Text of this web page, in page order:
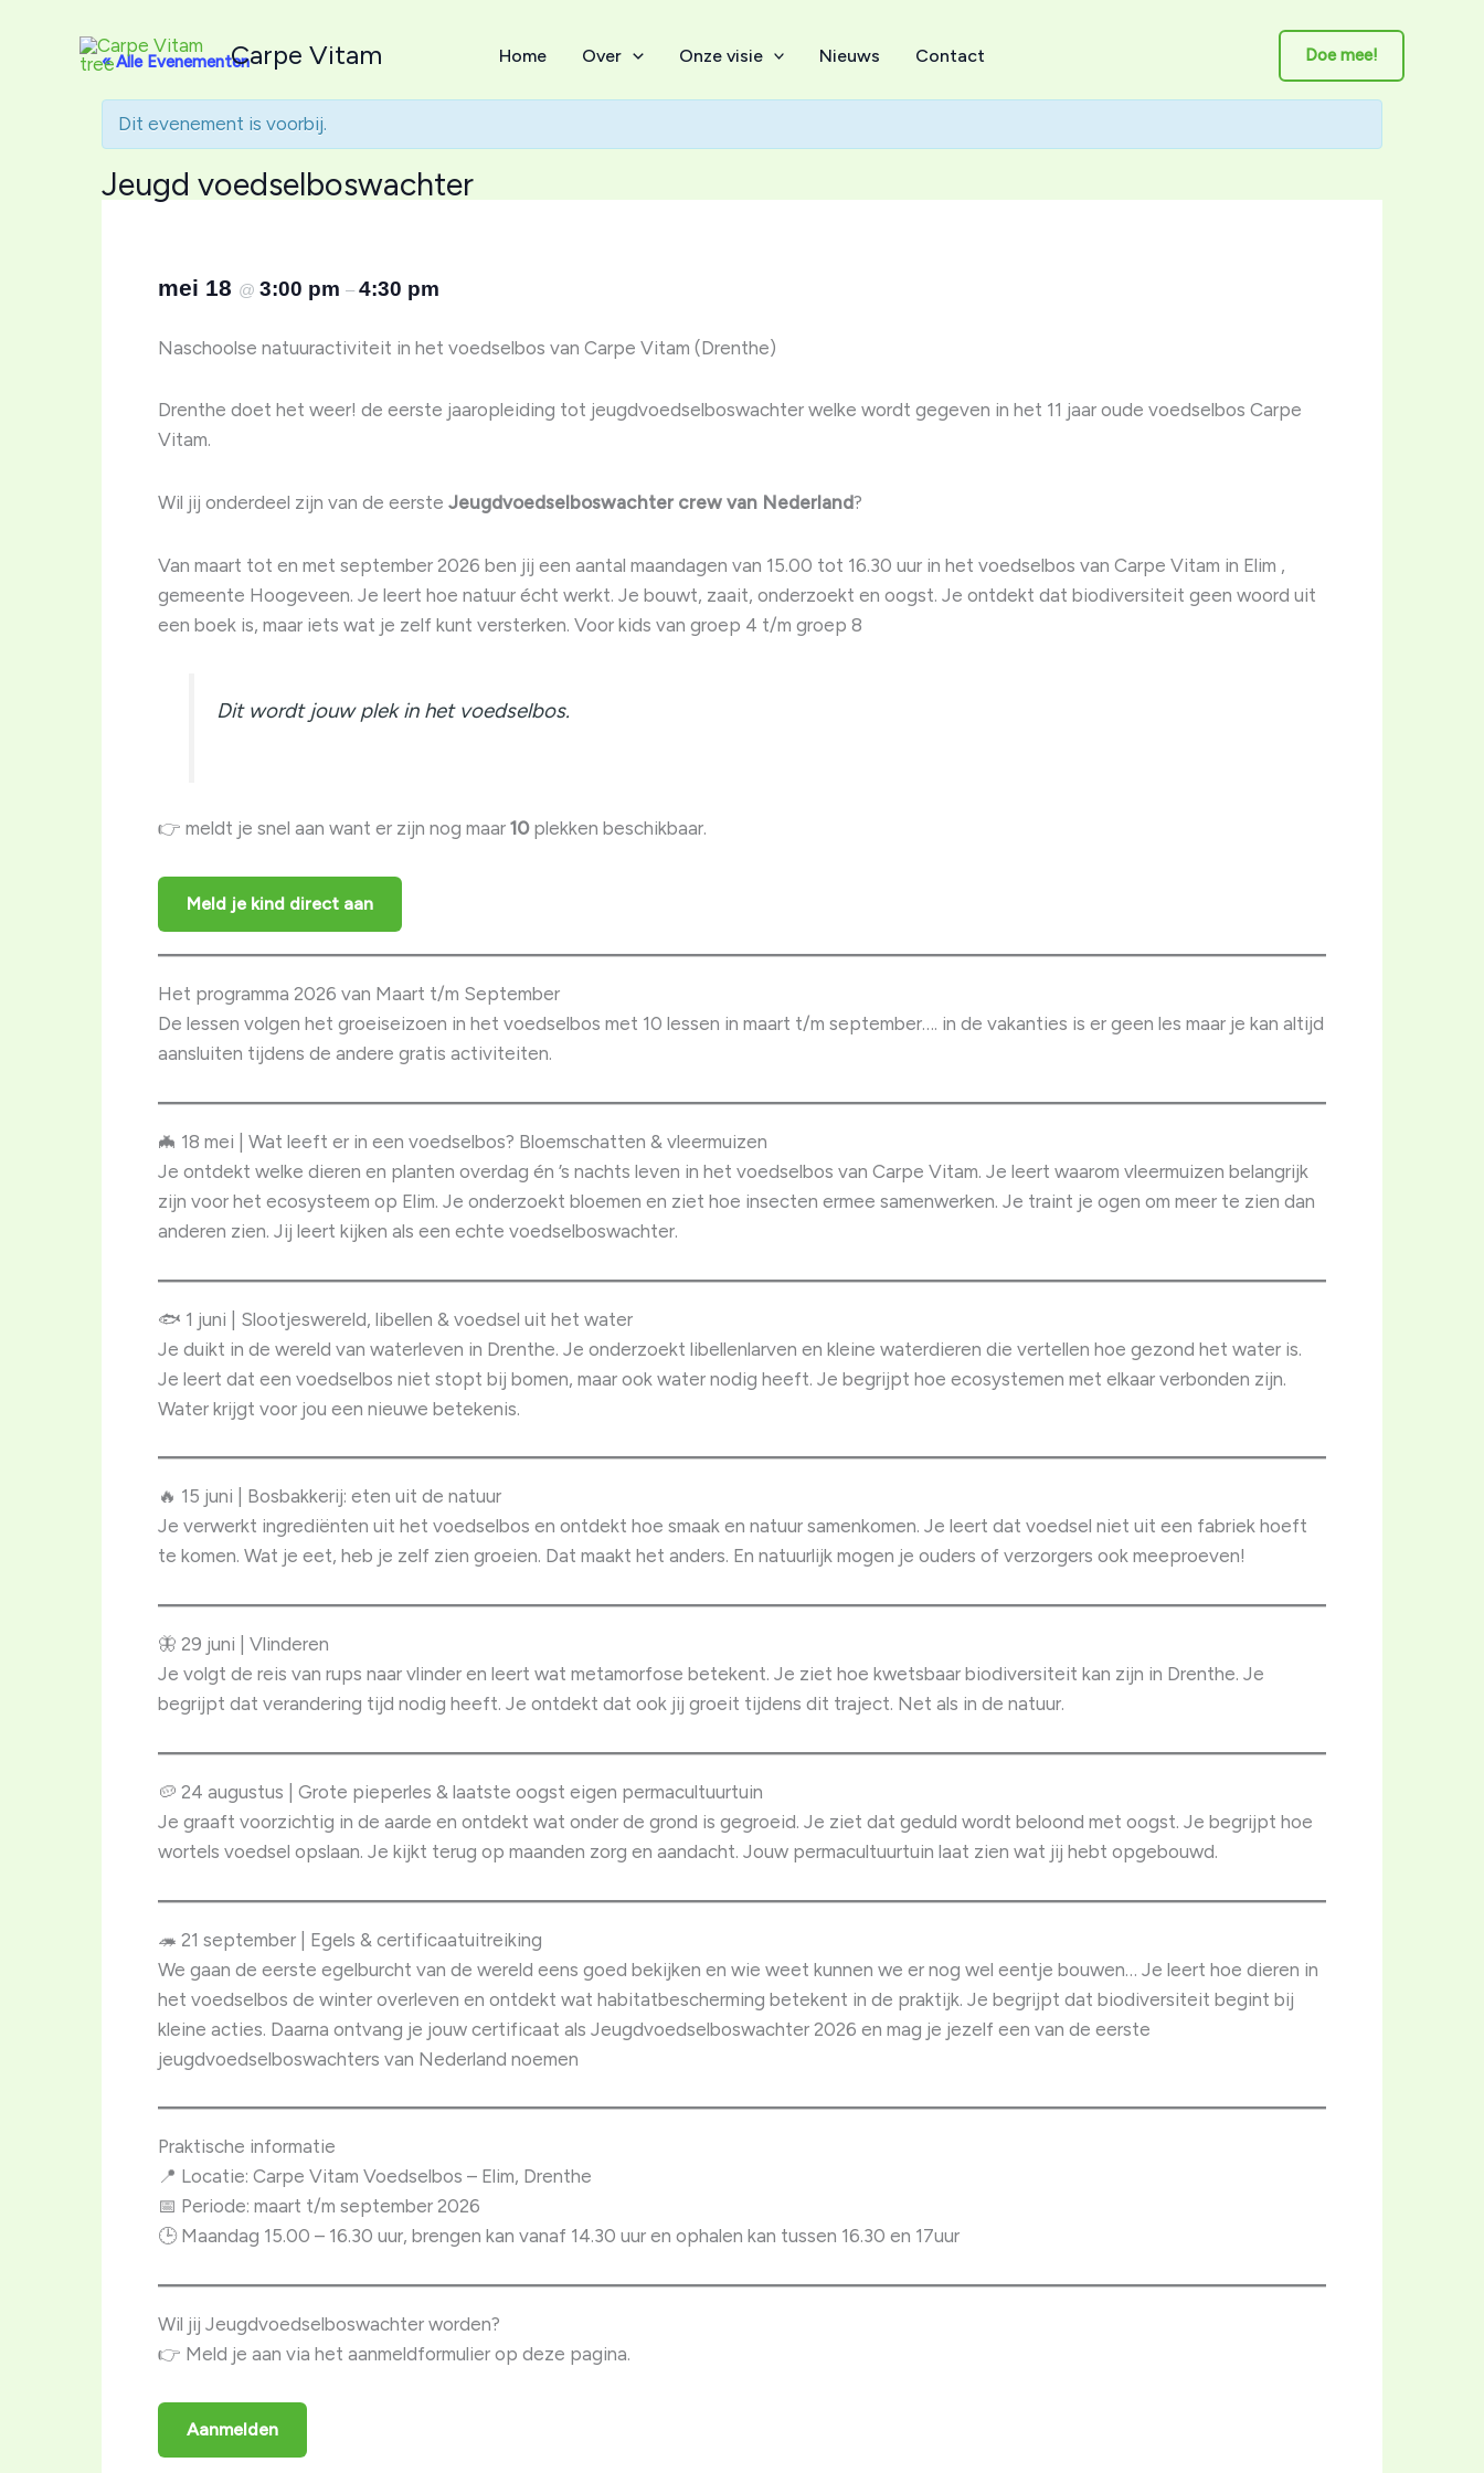
Carpe Vitam Home Over Onze visie Nieuws Contact Doe mee!
« Alle Evenementen
Dit evenement is voorbij.
Jeugd voedselboswachter
mei 18 @ 3:00 pm – 4:30 pm
Naschoolse natuuractiviteit in het voedselbos van Carpe Vitam (Drenthe)
Drenthe doet het weer! de eerste jaaropleiding tot jeugdvoedselboswachter welke wordt gegeven in het 11 jaar oude voedselbos Carpe
Vitam.
Wil jij onderdeel zijn van de eerste Jeugdvoedselboswachter crew van Nederland?
Van maart tot en met september 2026 ben jij een aantal maandagen van 15.00 tot 16.30 uur in het voedselbos van Carpe Vitam in Elim ,
gemeente Hoogeveen. Je leert hoe natuur écht werkt. Je bouwt, zaait, onderzoekt en oogst. Je ontdekt dat biodiversiteit geen woord uit
een boek is, maar iets wat je zelf kunt versterken. Voor kids van groep 4 t/m groep 8
Dit wordt jouw plek in het voedselbos.
👉 meldt je snel aan want er zijn nog maar 10 plekken beschikbaar.
Meld je kind direct aan
Het programma 2026 van Maart t/m September
De lessen volgen het groeiseizoen in het voedselbos met 10 lessen in maart t/m september…. in de vakanties is er geen les maar je kan altijd
aansluiten tijdens de andere gratis activiteiten.
🦇 18 mei | Wat leeft er in een voedselbos? Bloemschatten & vleermuizen
Je ontdekt welke dieren en planten overdag én ’s nachts leven in het voedselbos van Carpe Vitam. Je leert waarom vleermuizen belangrijk
zijn voor het ecosysteem op Elim. Je onderzoekt bloemen en ziet hoe insecten ermee samenwerken. Je traint je ogen om meer te zien dan
anderen zien. Jij leert kijken als een echte voedselboswachter.
🐟 1 juni | Slootjeswereld, libellen & voedsel uit het water
Je duikt in de wereld van waterleven in Drenthe. Je onderzoekt libellenlarven en kleine waterdieren die vertellen hoe gezond het water is.
Je leert dat een voedselbos niet stopt bij bomen, maar ook water nodig heeft. Je begrijpt hoe ecosystemen met elkaar verbonden zijn.
Water krijgt voor jou een nieuwe betekenis.
🔥 15 juni | Bosbakkerij: eten uit de natuur
Je verwerkt ingrediënten uit het voedselbos en ontdekt hoe smaak en natuur samenkomen. Je leert dat voedsel niet uit een fabriek hoeft
te komen. Wat je eet, heb je zelf zien groeien. Dat maakt het anders. En natuurlijk mogen je ouders of verzorgers ook meeproeven!
🦋 29 juni | Vlinderen
Je volgt de reis van rups naar vlinder en leert wat metamorfose betekent. Je ziet hoe kwetsbaar biodiversiteit kan zijn in Drenthe. Je
begrijpt dat verandering tijd nodig heeft. Je ontdekt dat ook jij groeit tijdens dit traject. Net als in de natuur.
🥔 24 augustus | Grote pieperles & laatste oogst eigen permacultuurtuin
Je graaft voorzichtig in de aarde en ontdekt wat onder de grond is gegroeid. Je ziet dat geduld wordt beloond met oogst. Je begrijpt hoe
wortels voedsel opslaan. Je kijkt terug op maanden zorg en aandacht. Jouw permacultuurtuin laat zien wat jij hebt opgebouwd.
🦔 21 september | Egels & certificaatuitreiking
We gaan de eerste egelburcht van de wereld eens goed bekijken en wie weet kunnen we er nog wel eentje bouwen… Je leert hoe dieren in
het voedselbos de winter overleven en ontdekt wat habitatbescherming betekent in de praktijk. Je begrijpt dat biodiversiteit begint bij
kleine acties. Daarna ontvang je jouw certificaat als Jeugdvoedselboswachter 2026 en mag je jezelf een van de eerste
jeugdvoedselboswachters van Nederland noemen
Praktische informatie
📍 Locatie: Carpe Vitam Voedselbos – Elim, Drenthe
📅 Periode: maart t/m september 2026
🕒 Maandag 15.00 – 16.30 uur, brengen kan vanaf 14.30 uur en ophalen kan tussen 16.30 en 17uur
Wil jij Jeugdvoedselboswachter worden?
👉 Meld je aan via het aanmeldformulier op deze pagina.
Aanmelden